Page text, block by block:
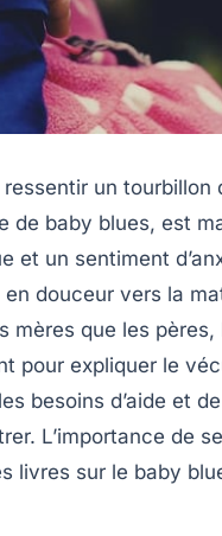
un tourbillon
de baby blues, est
et un sentiment
douceur vers la
mères que les pères,
pour expliquer le
besoins d’aide et
L’importance de
livres sur le baby